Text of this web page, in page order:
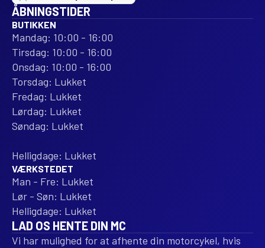
ÅBNINGSTIDER
BUTIKKEN
Mandag: 10:00 - 16:00
Tirsdag: 10:00 - 16:00
Onsdag: 10:00 - 16:00
Torsdag: Lukket
Fredag: Lukket
Lørdag: Lukket
Søndag: Lukket
Helligdage: Lukket
VÆRKSTEDET
Man - Fre: Lukket
Lør - Søn: Lukket
Helligdage: Lukket
LAD OS HENTE DIN MC
Vi har mulighed for at afhente din motorcykel, hvis